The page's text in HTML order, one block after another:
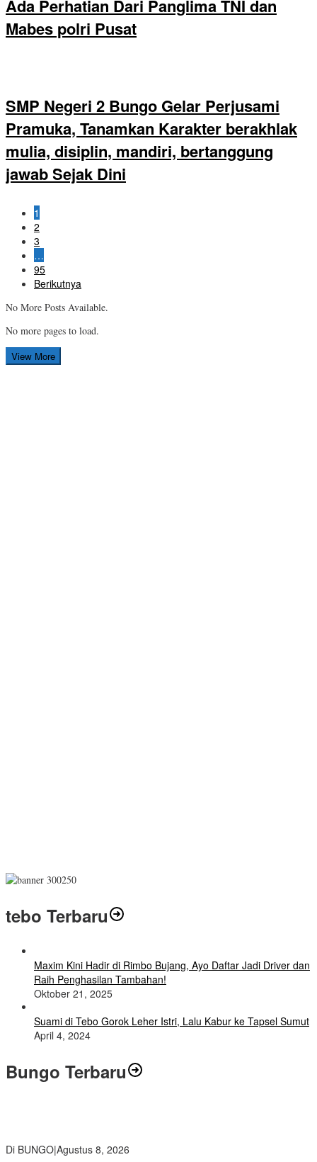
Ada Perhatian Dari Panglima TNI dan
Mabes polri Pusat
SMP Negeri 2 Bungo Gelar Perjusami
Pramuka, Tanamkan Karakter berakhlak
mulia, disiplin, mandiri, bertanggung
jawab Sejak Dini
1
2
3
…
95
Berikutnya
No More Posts Available.
No more pages to load.
View More
tebo Terbaru
Maxim Kini Hadir di Rimbo Bujang, Ayo Daftar Jadi Driver dan
Raih Penghasilan Tambahan!
Oktober 21, 2025
Suami di Tebo Gorok Leher Istri, Lalu Kabur ke Tapsel Sumut
April 4, 2024
Bungo Terbaru
Di BUNGO|Agustus 8, 2026